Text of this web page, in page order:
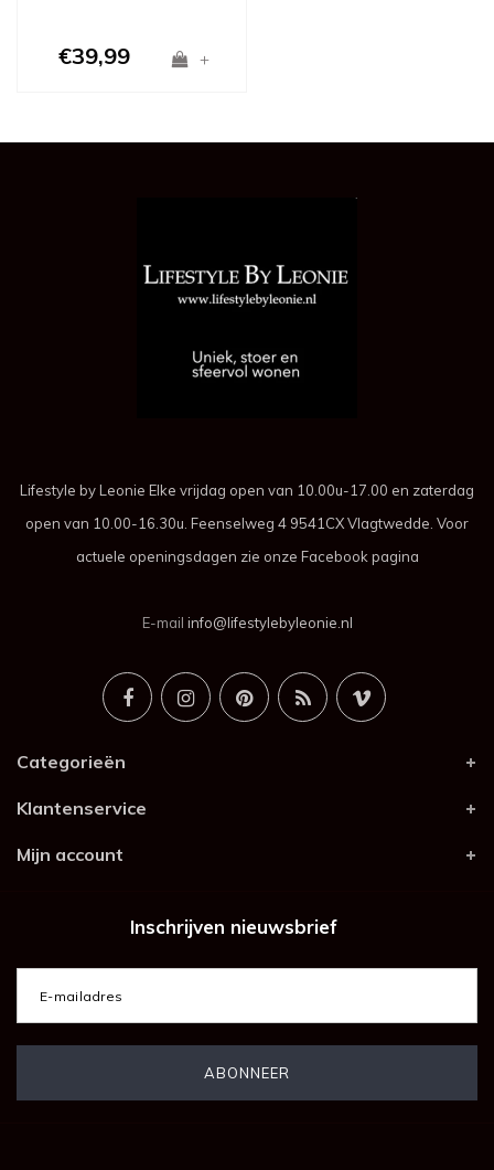
€39,99 +
Lifestyle by Leonie Elke vrijdag open van 10.00u-17.00 en zaterdag
open van 10.00-16.30u. Feenselweg 4 9541CX Vlagtwedde. Voor
actuele openingsdagen zie onze Facebook pagina
E-mail info@lifestylebyleonie.nl
Categorieën
Klantenservice
Mijn account
Inschrijven nieuwsbrief